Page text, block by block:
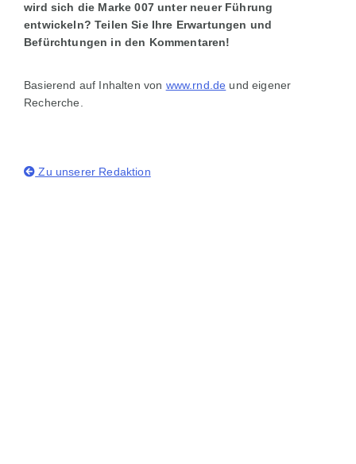
wird sich die Marke 007 unter neuer Führung
entwickeln? Teilen Sie Ihre Erwartungen und
Befürchtungen in den Kommentaren!
Basierend auf Inhalten von www.rnd.de und eigener
Recherche.
Zu unserer Redaktion